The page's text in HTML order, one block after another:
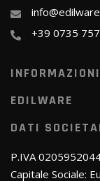
+39 0735
INFORMAZIONI
EDILWARE
DATI
P.IVA
Capitale Sociale: